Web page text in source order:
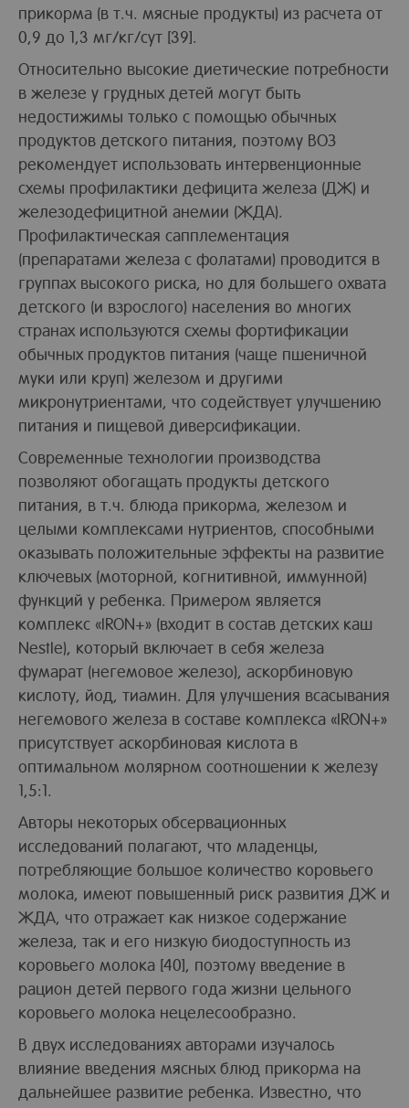
прикорма (в т.ч. мясные продукты) из расчета от
0,9 до 1,3 мг/кг/сут [39].
Относительно высокие диетические потребности
в железе у грудных детей могут быть
недостижимы только с помощью обычных
продуктов детского питания, поэтому ВОЗ
рекомендует использовать интервенционные
схемы профилактики дефицита железа (ДЖ) и
железодефицитной анемии (ЖДА).
Профилактическая сапплементация
(препаратами железа с фолатами) проводится в
группах высокого риска, но для большего охвата
детского (и взрослого) населения во многих
странах используются схемы фортификации
обычных продуктов питания (чаще пшеничной
муки или круп) железом и другими
микронутриентами, что содействует улучшению
питания и пищевой диверсификации.
Современные технологии производства
позволяют обогащать продукты детского
питания, в т.ч. блюда прикорма, железом и
целыми комплексами нутриентов, способными
оказывать положительные эффекты на развитие
ключевых (моторной, когнитивной, иммунной)
функций у ребенка. Примером является
комплекс «IRON+» (входит в состав детских каш
Nestle), который включает в себя железа
фумарат (негемовое железо), аскорбиновую
кислоту, йод, тиамин. Для улучшения всасывания
негемового железа в составе комплекса «IRON+»
присутствует аскорбиновая кислота в
оптимальном молярном соотношении к железу
1,5:1.
Авторы некоторых обсервационных
исследований полагают, что младенцы,
потребляющие большое количество коровьего
молока, имеют повышенный риск развития ДЖ и
ЖДА, что отражает как низкое содержание
железа, так и его низкую биодоступность из
коровьего молока [40], поэтому введение в
рацион детей первого года жизни цельного
коровьего молока нецелесообразно.
В двух исследованиях авторами изучалось
влияние введения мясных блюд прикорма на
дальнейшее развитие ребенка. Известно, что